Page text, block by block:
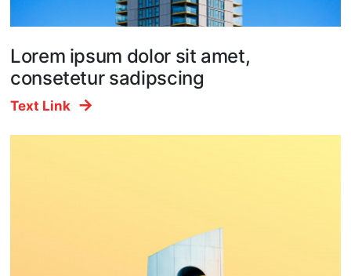
Lorem ipsum dolor sit amet,
consetetur sadipscing
Text Link